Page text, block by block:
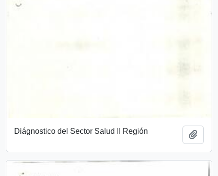
Diágnostico del Sector Salud II Región